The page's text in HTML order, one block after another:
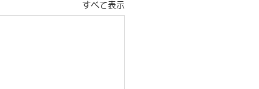
すべて表示